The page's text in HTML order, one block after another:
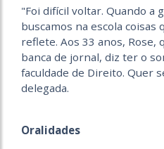
"Foi difícil voltar. Quando a
buscamos na escola coisas
reflete. Aos 33 anos, Rose,
banca de jornal, diz ter o
faculdade de Direito. Quer
delegada.
Oralidades